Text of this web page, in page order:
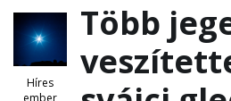
Híres
ember
Több